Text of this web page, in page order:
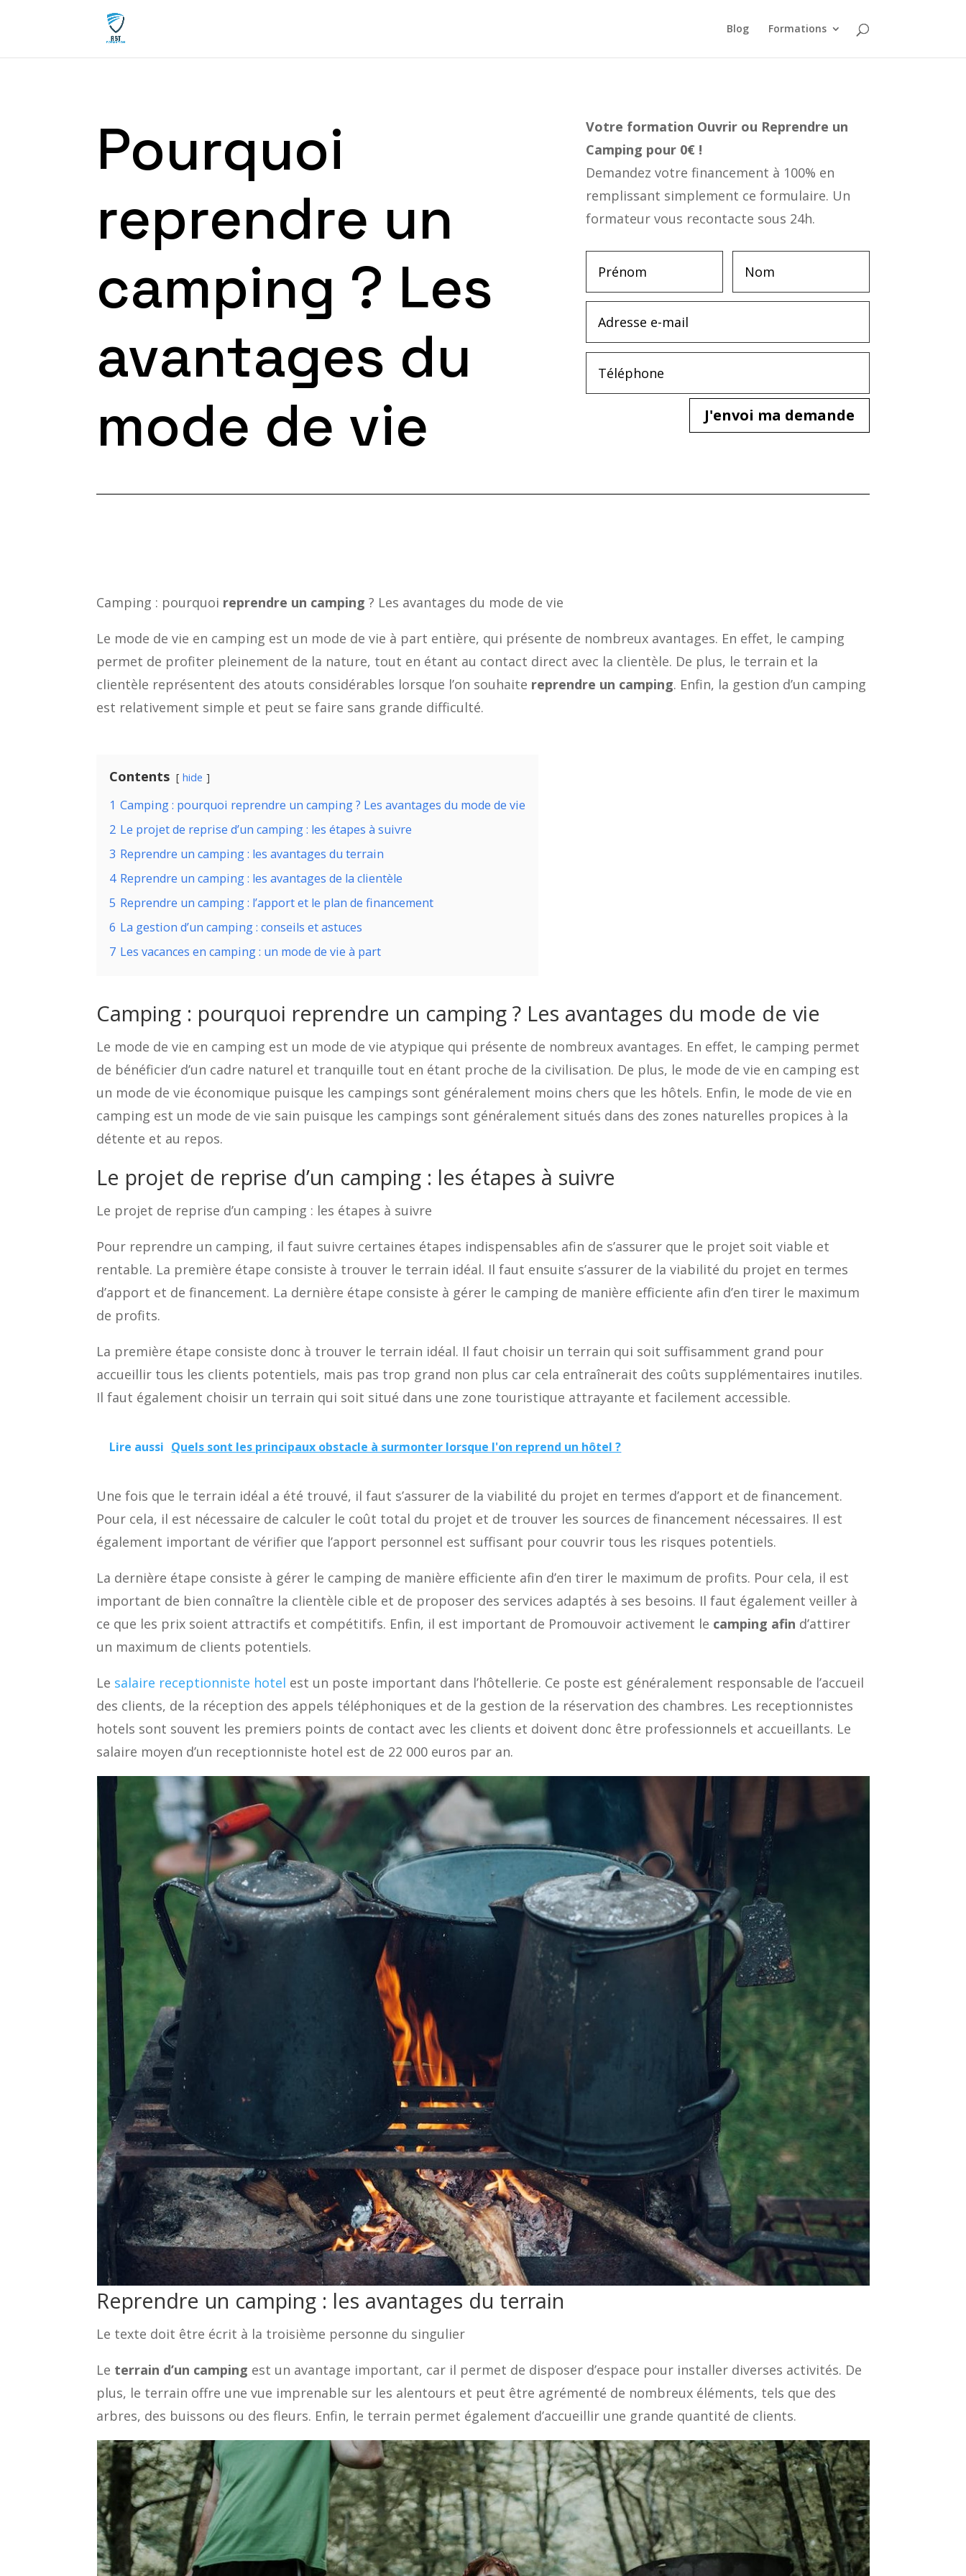
Blog Formations
Pourquoi
reprendre un
camping ? Les
avantages du
mode de vie
Votre formation Ouvrir ou Reprendre un
Camping pour 0€ !
Demandez votre financement à 100% en
remplissant simplement ce formulaire. Un
formateur vous recontacte sous 24h.
J'envoi ma demande
Camping : pourquoi reprendre un camping ? Les avantages du mode de vie
Le mode de vie en camping est un mode de vie à part entière, qui présente de nombreux avantages. En effet, le camping
permet de profiter pleinement de la nature, tout en étant au contact direct avec la clientèle. De plus, le terrain et la
clientèle représentent des atouts considérables lorsque l’on souhaite reprendre un camping. Enfin, la gestion d’un camping
est relativement simple et peut se faire sans grande difficulté.
Contents hide
1 Camping : pourquoi reprendre un camping ? Les avantages du mode de vie
2 Le projet de reprise d’un camping : les étapes à suivre
3 Reprendre un camping : les avantages du terrain
4 Reprendre un camping : les avantages de la clientèle
5 Reprendre un camping : l’apport et le plan de financement
6 La gestion d’un camping : conseils et astuces
7 Les vacances en camping : un mode de vie à part
Camping : pourquoi reprendre un camping ? Les avantages du mode de vie
Le mode de vie en camping est un mode de vie atypique qui présente de nombreux avantages. En effet, le camping permet
de bénéficier d’un cadre naturel et tranquille tout en étant proche de la civilisation. De plus, le mode de vie en camping est
un mode de vie économique puisque les campings sont généralement moins chers que les hôtels. Enfin, le mode de vie en
camping est un mode de vie sain puisque les campings sont généralement situés dans des zones naturelles propices à la
détente et au repos.
Le projet de reprise d’un camping : les étapes à suivre
Le projet de reprise d’un camping : les étapes à suivre
Pour reprendre un camping, il faut suivre certaines étapes indispensables afin de s’assurer que le projet soit viable et
rentable. La première étape consiste à trouver le terrain idéal. Il faut ensuite s’assurer de la viabilité du projet en termes
d’apport et de financement. La dernière étape consiste à gérer le camping de manière efficiente afin d’en tirer le maximum
de profits.
La première étape consiste donc à trouver le terrain idéal. Il faut choisir un terrain qui soit suffisamment grand pour
accueillir tous les clients potentiels, mais pas trop grand non plus car cela entraînerait des coûts supplémentaires inutiles.
Il faut également choisir un terrain qui soit situé dans une zone touristique attrayante et facilement accessible.
Lire aussi Quels sont les principaux obstacle à surmonter lorsque l'on reprend un hôtel ?
Une fois que le terrain idéal a été trouvé, il faut s’assurer de la viabilité du projet en termes d’apport et de financement.
Pour cela, il est nécessaire de calculer le coût total du projet et de trouver les sources de financement nécessaires. Il est
également important de vérifier que l’apport personnel est suffisant pour couvrir tous les risques potentiels.
La dernière étape consiste à gérer le camping de manière efficiente afin d’en tirer le maximum de profits. Pour cela, il est
important de bien connaître la clientèle cible et de proposer des services adaptés à ses besoins. Il faut également veiller à
ce que les prix soient attractifs et compétitifs. Enfin, il est important de Promouvoir activement le camping afin d’attirer
un maximum de clients potentiels.
Le salaire receptionniste hotel est un poste important dans l’hôtellerie. Ce poste est généralement responsable de l’accueil
des clients, de la réception des appels téléphoniques et de la gestion de la réservation des chambres. Les receptionnistes
hotels sont souvent les premiers points de contact avec les clients et doivent donc être professionnels et accueillants. Le
salaire moyen d’un receptionniste hotel est de 22 000 euros par an.
Reprendre un camping : les avantages du terrain
Le texte doit être écrit à la troisième personne du singulier
Le terrain d’un camping est un avantage important, car il permet de disposer d’espace pour installer diverses activités. De
plus, le terrain offre une vue imprenable sur les alentours et peut être agrémenté de nombreux éléments, tels que des
arbres, des buissons ou des fleurs. Enfin, le terrain permet également d’accueillir une grande quantité de clients.